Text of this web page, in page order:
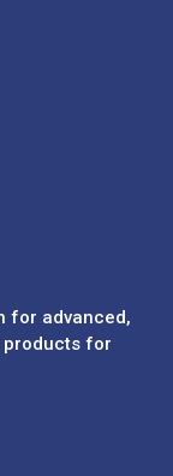
for advanced,
for